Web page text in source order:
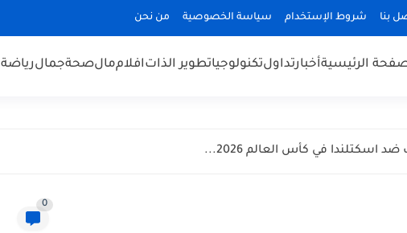
بنا شروط الإستخدام سياسة الخصوصية من نحن
الرئيسيةأخبارتداولتكنولوجياتطوير الذاتافلاممالصحةجمالرياضة
اسكتلندا في كأس العالم 2026...
0